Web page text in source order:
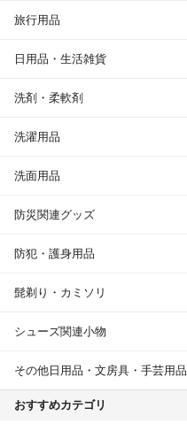
旅行用品
日用品・生活雑貨
洗剤・柔軟剤
洗濯用品
洗面用品
防災関連グッズ
防犯・護身用品
髭剃り・カミソリ
シューズ関連小物
その他日用品・文房具・手芸用品
おすすめカテゴリ